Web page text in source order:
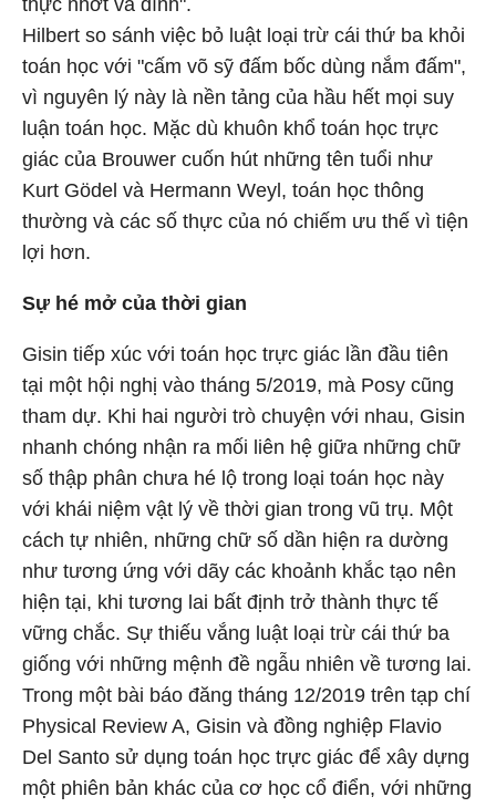
thực nhớt và dính".
Hilbert so sánh việc bỏ luật loại trừ cái thứ ba khỏi
toán học với "cấm võ sỹ đấm bốc dùng nắm đấm",
vì nguyên lý này là nền tảng của hầu hết mọi suy
luận toán học. Mặc dù khuôn khổ toán học trực
giác của Brouwer cuốn hút những tên tuổi như
Kurt Gödel và Hermann Weyl, toán học thông
thường và các số thực của nó chiếm ưu thế vì tiện
lợi hơn.
Sự hé mở của thời gian
Gisin tiếp xúc với toán học trực giác lần đầu tiên
tại một hội nghị vào tháng 5/2019, mà Posy cũng
tham dự. Khi hai người trò chuyện với nhau, Gisin
nhanh chóng nhận ra mối liên hệ giữa những chữ
số thập phân chưa hé lộ trong loại toán học này
với khái niệm vật lý về thời gian trong vũ trụ. Một
cách tự nhiên, những chữ số dần hiện ra dường
như tương ứng với dãy các khoảnh khắc tạo nên
hiện tại, khi tương lai bất định trở thành thực tế
vững chắc. Sự thiếu vắng luật loại trừ cái thứ ba
giống với những mệnh đề ngẫu nhiên về tương lai.
Trong một bài báo đăng tháng 12/2019 trên tạp chí
Physical Review A, Gisin và đồng nghiệp Flavio
Del Santo sử dụng toán học trực giác để xây dựng
một phiên bản khác của cơ học cổ điển, với những